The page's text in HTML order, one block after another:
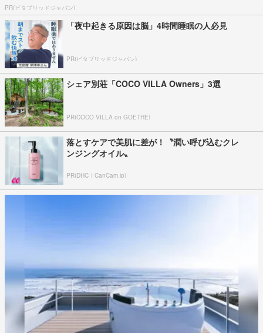
PR(ビタブリッドジャパン)
「夜中起きる原因は脳」4時間睡眠の人必見
PR(ビタブリッドジャパン)
シェア別荘「COCO VILLA Owners」3選
PR(COCO VILLA on GOETHE)
落とすケアで美肌に差が！〝潤い呼び込むクレ
ンジングオイル〟
PR(DHC｜CanCam.jp)